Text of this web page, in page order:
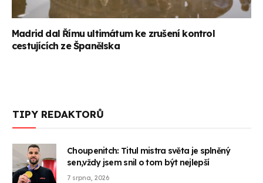
Madrid dal Římu ultimátum ke zrušení kontrol
cestujících ze Španělska
TIPY REDAKTORŮ
Choupenitch: Titul mistra světa je splněný
sen,vždy jsem snil o tom být nejlepší
7 srpna, 2026